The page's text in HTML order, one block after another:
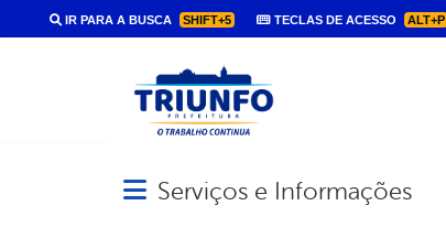
IR PARA A BUSCA SHIFT+5 TECLAS DE ACESSO ALT+P
Abrir menu principal de navegação
Serviços e Informações